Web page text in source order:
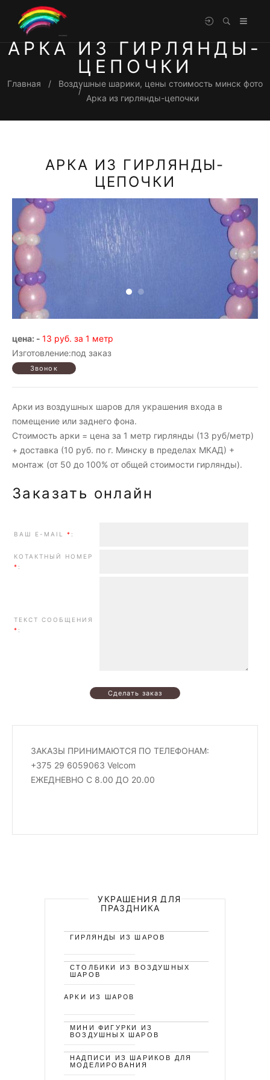
АРКА ИЗ ГИРЛЯНДЫ-
ЦЕПОЧКИ
Главная
Воздушные шарики, цены стоимость минск фото
Арка из гирлянды-цепочки
АРКА ИЗ ГИРЛЯНДЫ-
ЦЕПОЧКИ
цена: - 13 руб. за 1 метр
Изготовление:под заказ
Арки из воздушных шаров для украшения входа в
помещение или заднего фона.
Стоимость арки = цена за 1 метр гирлянды (13 руб/метр)
+ доставка (10 руб. по г. Минску в пределах МКАД) +
монтаж (от 50 до 100% от общей стоимости гирлянды).
Заказать онлайн
ВАШ E-MAIL * :
КОТАКТНЫЙ НОМЕР
* :
ТЕКСТ СООБЩЕНИЯ
* :
ЗАКАЗЫ ПРИНИМАЮТСЯ ПО ТЕЛЕФОНАМ:
+375 29 6059063 Velcom
ЕЖЕДНЕВНО С 8.00 ДО 20.00
УКРАШЕНИЯ ДЛЯ
ПРАЗДНИКА
ГИРЛЯНДЫ ИЗ ШАРОВ
СТОЛБИКИ ИЗ ВОЗДУШНЫХ
ШАРОВ
АРКИ ИЗ ШАРОВ
МИНИ ФИГУРКИ ИЗ
ВОЗДУШНЫХ ШАРОВ
НАДПИСИ ИЗ ШАРИКОВ ДЛЯ
МОДЕЛИРОВАНИЯ